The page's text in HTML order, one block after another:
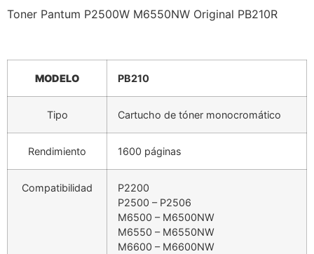
Toner Pantum P2500W M6550NW Original PB210R
MODELO PB210
Tipo Cartucho de tóner monocromático
Rendimiento 1600 páginas
Compatibilidad
P2200
P2500 – P2506
M6500 – M6500NW
M6550 – M6550NW
M6600 – M6600NW